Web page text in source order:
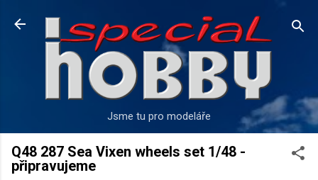
Přeskočit na hlavní obsah
Jsme tu pro modeláře
Q48 287 Sea Vixen wheels set 1/48 -
připravujeme